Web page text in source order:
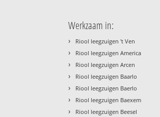
Werkzaam in:
› Riool leegzuigen 't Ven
› Riool leegzuigen America
› Riool leegzuigen Arcen
› Riool leegzuigen Baarlo
› Riool leegzuigen Baerlo
› Riool leegzuigen Baexem
› Riool leegzuigen Beesel